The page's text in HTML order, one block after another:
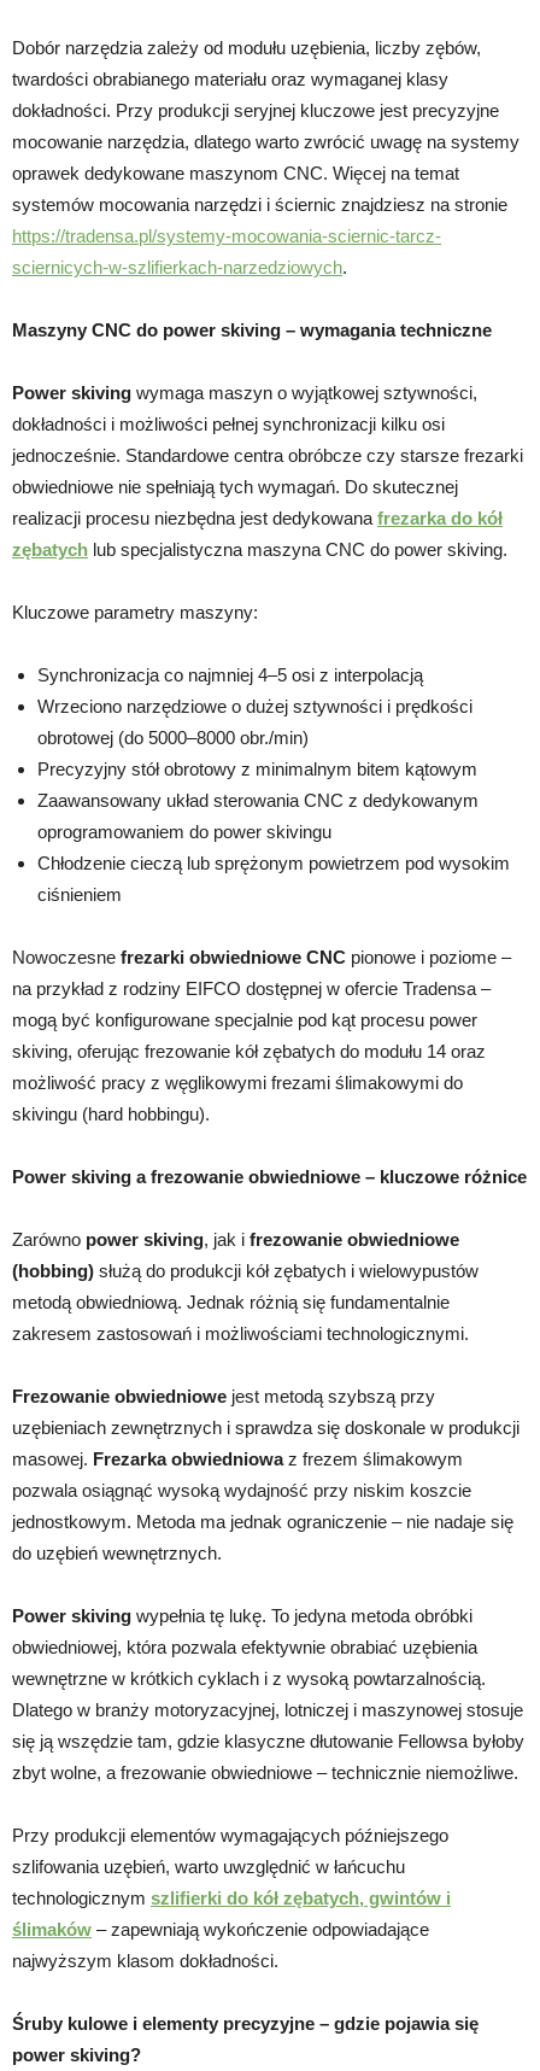
Dobór narzędzia zależy od modułu uzębienia, liczby zębów,
twardości obrabianego materiału oraz wymaganej klasy
dokładności. Przy produkcji seryjnej kluczowe jest precyzyjne
mocowanie narzędzia, dlatego warto zwrócić uwagę na systemy
oprawek dedykowane maszynom CNC. Więcej na temat
systemów mocowania narzędzi i ściernic znajdziesz na stronie
https://tradensa.pl/systemy-mocowania-sciernic-tarcz-
sciernicych-w-szlifierkach-narzedziowych.
Maszyny CNC do power skiving – wymagania techniczne
Power skiving wymaga maszyn o wyjątkowej sztywności,
dokładności i możliwości pełnej synchronizacji kilku osi
jednocześnie. Standardowe centra obróbcze czy starsze frezarki
obwiedniowe nie spełniają tych wymagań. Do skutecznej
realizacji procesu niezbędna jest dedykowana frezarka do kół
zębatych lub specjalistyczna maszyna CNC do power skiving.
Kluczowe parametry maszyny:
Synchronizacja co najmniej 4–5 osi z interpolacją
Wrzeciono narzędziowe o dużej sztywności i prędkości
obrotowej (do 5000–8000 obr./min)
Precyzyjny stół obrotowy z minimalnym bitem kątowym
Zaawansowany układ sterowania CNC z dedykowanym
oprogramowaniem do power skivingu
Chłodzenie cieczą lub sprężonym powietrzem pod wysokim
ciśnieniem
Nowoczesne frezarki obwiedniowe CNC pionowe i poziome –
na przykład z rodziny EIFCO dostępnej w ofercie Tradensa –
mogą być konfigurowane specjalnie pod kąt procesu power
skiving, oferując frezowanie kół zębatych do modułu 14 oraz
możliwość pracy z węglikowymi frezami ślimakowymi do
skivingu (hard hobbingu).
Power skiving a frezowanie obwiedniowe – kluczowe różnice
Zarówno power skiving, jak i frezowanie obwiedniowe
(hobbing) służą do produkcji kół zębatych i wielowypustów
metodą obwiedniową. Jednak różnią się fundamentalnie
zakresem zastosowań i możliwościami technologicznymi.
Frezowanie obwiedniowe jest metodą szybszą przy
uzębieniach zewnętrznych i sprawdza się doskonale w produkcji
masowej. Frezarka obwiedniowaz frezem ślimakowym
pozwala osiągnąć wysoką wydajność przy niskim koszcie
jednostkowym. Metoda ma jednak ograniczenie – nie nadaje się
do uzębień wewnętrznych.
Power skiving wypełnia tę lukę. To jedyna metoda obróbki
obwiedniowej, która pozwala efektywnie obrabiać uzębienia
wewnętrzne w krótkich cyklach i z wysoką powtarzalnością.
Dlatego w branży motoryzacyjnej, lotniczej i maszynowej stosuje
się ją wszędzie tam, gdzie klasyczne dłutowanie Fellowsa byłoby
zbyt wolne, a frezowanie obwiedniowe – technicznie niemożliwe.
Przy produkcji elementów wymagających późniejszego
szlifowania uzębień, warto uwzględnić w łańcuchu
technologicznym szlifierki do kół zębatych, gwintów i
ślimaków – zapewniają wykończenie odpowiadające
najwyższym klasom dokładności.
Śruby kulowe i elementy precyzyjne – gdzie pojawia się
power skiving?